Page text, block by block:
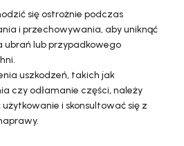
się ostrożnie podczas
i przechowywania, aby uniknąć
ubrań lub przypadkowego
uszkodzeń, takich jak
czy odłamanie części, należy
i skonsultować się z